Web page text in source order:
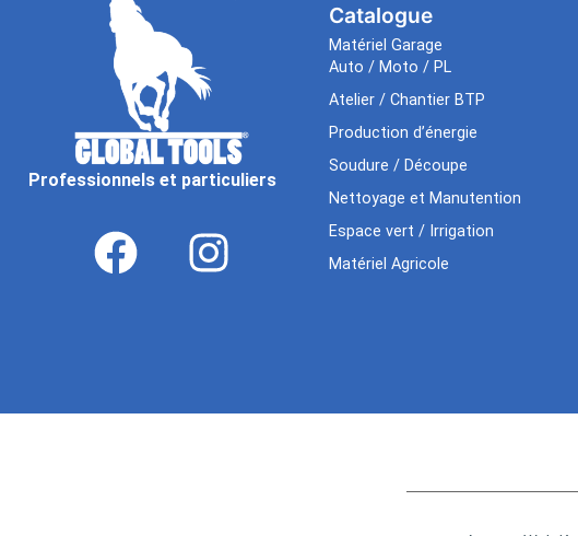
Professionnels et particuliers
Catalogue
Matériel Garage
Auto / Moto / PL
Atelier / Chantier BTP
Production d’énergie
Soudure / Découpe
Nettoyage et Manutention
Espace vert / Irrigation
Matériel Agricole